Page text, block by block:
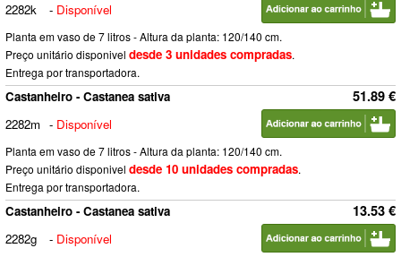
2282k
- Disponível
Planta em vaso de 7 litros - Altura da planta: 120/140 cm.
Preço unitário disponivel desde 3 unidades compradas.
Entrega por transportadora.
51.89 €
Castanheiro - Castanea sativa
2282m - Disponível
Planta em vaso de 7 litros - Altura da planta: 120/140 cm.
Preço unitário disponivel desde 10 unidades compradas.
Entrega por transportadora.
13.53 €
Castanheiro - Castanea sativa
2282g
- Disponível